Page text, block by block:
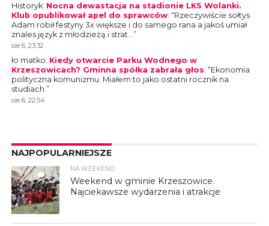
Historyk: Nocna dewastacja na stadionie LKS Wolanki.
Klub opublikował apel do sprawców: “Rzeczywiście sołtys
Adam robił festyny 3x większe i do samego rana a jakoś umiał
znales język z młodzieżą i strat… ”
sie 6, 23:32
ło matko: Kiedy otwarcie Parku Wodnego w
Krzeszowicach? Gminna spółka zabrała głos: “Ekonomia
polityczna komunizmu. Miałem to jako ostatni rocznik na
studiach. ”
sie 6, 22:54
NAJPOPULARNIEJSZE
4
NA WEEKEND
Weekend w gminie Krzeszowice.
Najciekawsze wydarzenia i atrakcje